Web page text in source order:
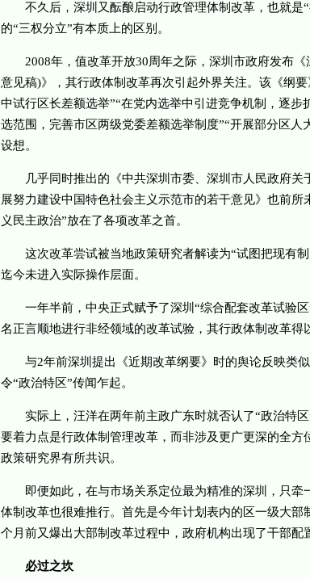
不久后，深圳又酝酿启动行政管理体制改革，也就是“
的“三权分立”有本质上的区别。
2008年，值改革开放30周年之际，深圳市政府发布《
意见稿)》，其行政体制改革再次引起外界关注。该《纲
中试行区长差额选举”“在党内选举中引进竞争机制，逐步
选范围，完善市区两级党委差额选举制度”“开展部分区人
设想。
几乎同时推出的《中共深圳市委、深圳市人民政府关
展努力建设中国特色社会主义示范市的若干意见》也前所
义民主政治”放在了各项改革之首。
这次改革尝试被当地政策研究者解读为“试图把现有制
迄今未进入实际操作层面。
一年半前，中央正式赋予了深圳“综合配套改革试验区
名正言顺地进行非经领域的改革试验，其行政体制改革得
与2年前深圳提出《近期改革纲要》时的舆论反映类似
令“政治特区”传闻乍起。
实际上，汪洋在两年前主政广东时就否认了“政治特区
要着力点是行政体制管理改革，而非涉及更广更深的全方
政策研究界有所共识。
即便如此，在与市场关系定位最为精准的深圳，只牵
体制改革也很难推行。首先是今年计划表内的区一级大部
个月前又爆出大部制改革过程中，政府机构出现了干部配
必过之坎